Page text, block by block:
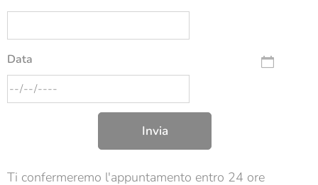
Data
Invia
Ti confermeremo l'appuntamento entro 24 ore